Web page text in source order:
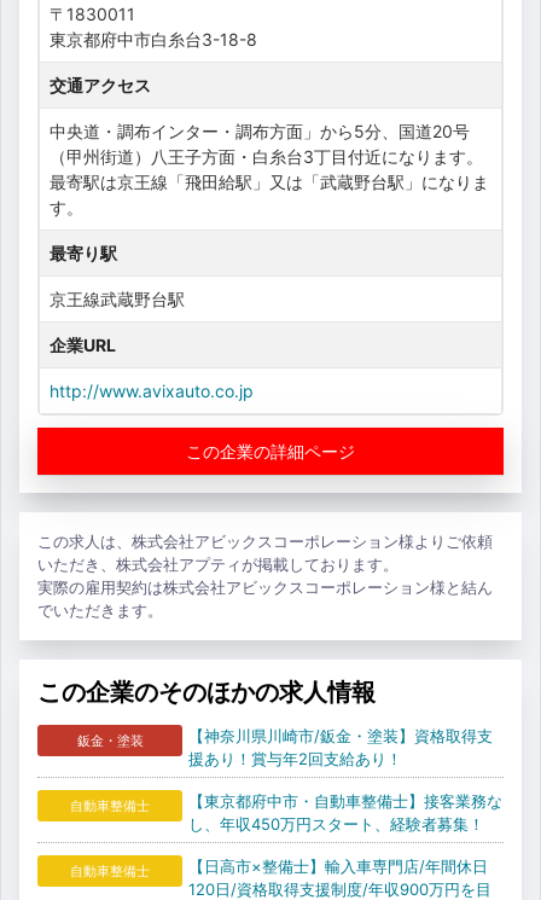
〒1830011
東京都府中市白糸台3-18-8
交通アクセス
中央道・調布インター・調布方面」から5分、国道20号
（甲州街道）八王子方面・白糸台3丁目付近になります。
最寄駅は京王線「飛田給駅」又は「武蔵野台駅」になりま
す。
最寄り駅
京王線武蔵野台駅
企業URL
http://www.avixauto.co.jp
この企業の詳細ページ
この求人は、株式会社アビックスコーポレーション様よりご依頼
いただき、株式会社アプティが掲載しております。
実際の雇用契約は株式会社アビックスコーポレーション様と結ん
でいただきます。
この企業のそのほかの求人情報
鈑金・塗装
【神奈川県川崎市/鈑金・塗装】資格取得支
援あり！賞与年2回支給あり！
自動車整備士
【東京都府中市・自動車整備士】接客業務な
し、年収450万円スタート、経験者募集！
自動車整備士
【日高市×整備士】輸入車専門店/年間休日
120日/資格取得支援制度/年収900万円を目